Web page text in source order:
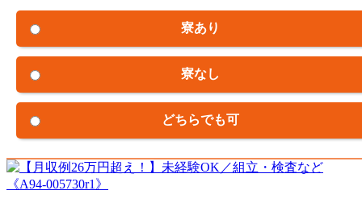
寮あり
寮なし
どちらでも可